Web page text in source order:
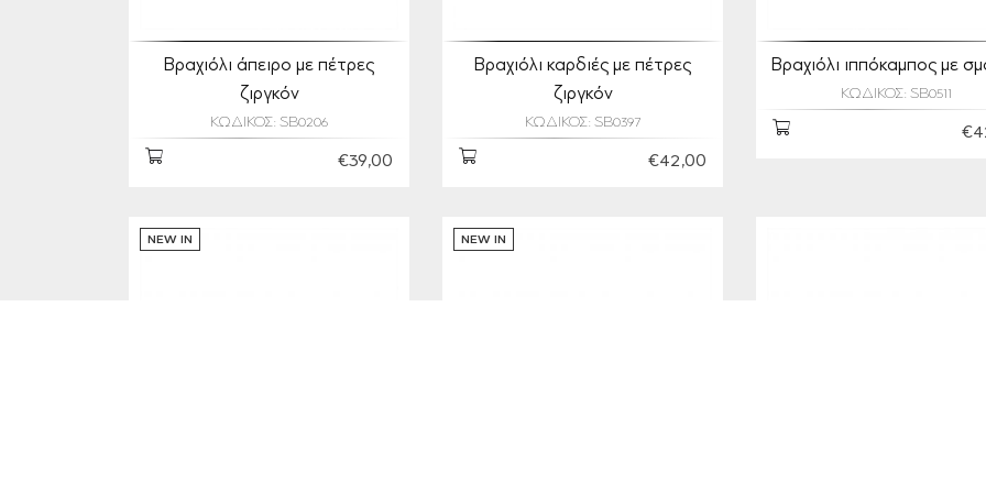
Βραχιόλι άπειρο με πέτρες
ζιργκόν
ΚΩΔΙΚΟΣ: SB0206
€39,00
Βραχιόλι καρδιές με πέτρες
ζιργκόν
ΚΩΔΙΚΟΣ: SB0397
€42,00
Βραχιόλι ιππόκαμπος με
ΚΩΔΙΚΟΣ: SB0511
NEW IN NEW IN